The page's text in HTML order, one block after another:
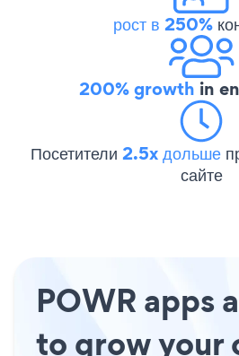
рост в 250%
200% growth in
Посетители 2.5x дольше
сайте
POWR apps
to grow your